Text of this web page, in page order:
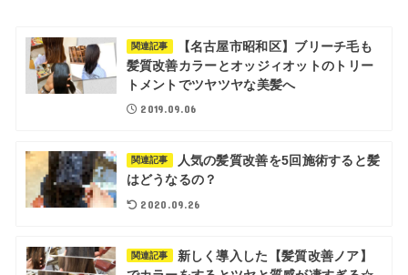
関連記事
【名古屋市昭和区】ブリーチ毛も
髪質改善カラーとオッジィオットのトリー
トメントでツヤツヤな美髪へ
2019.09.06
関連記事
人気の髪質改善を5回施術すると髪
はどうなるの？
2020.09.26
関連記事
新しく導入した【髪質改善ノア】